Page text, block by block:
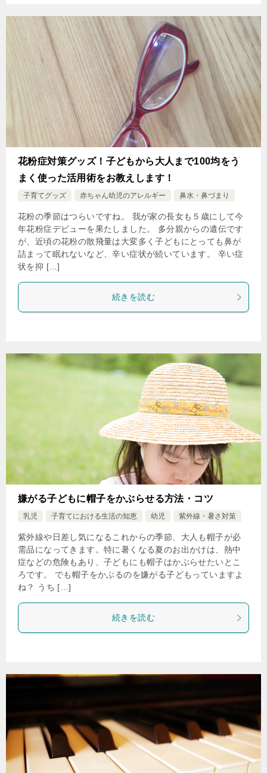
花粉症対策グッズ！子どもから大人まで100均をう
まく使った活用術をお教えします！
子育てグッズ 赤ちゃん幼児のアレルギー 鼻水・鼻づまり
花粉の季節はつらいですね。 我が家の長女も５歳にして今
年花粉症デビューを果たしました。 多分親からの遺伝です
が、近頃の花粉の散飛量は大変多く子どもにとっても鼻が
詰まって眠れないなど、辛い症状が続いています。 辛い症
状を抑 […]
続きを読む
嫌がる子どもに帽子をかぶらせる方法・コツ
乳児 子育てにおける生活の知恵 幼児 紫外線・暑さ対策
紫外線や日差し気になるこれからの季節、大人も帽子が必
需品になってきます。特に暑くなる夏のお出かけは、熱中
症などの危険もあり、子どもにも帽子はかぶらせたいとこ
ろです。 でも帽子をかぶるのを嫌がる子どもっていますよ
ね？ うち […]
続きを読む